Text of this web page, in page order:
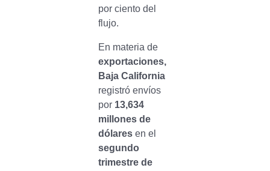
por ciento del
flujo.
En materia de
exportaciones,
Baja California
registró envíos
por 13,634
millones de
dólares en el
segundo
trimestre de